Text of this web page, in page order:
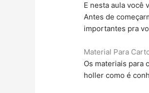
E nesta aula você
Antes de
importantes pra
Material Para
Os materiais para
holler como é